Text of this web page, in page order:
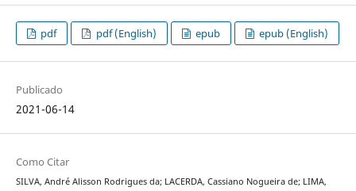
pdf pdf (English) epub epub (English)
Publicado
2021-06-14
Como Citar
SILVA, André Alisson Rodrigues da; LACERDA, Cassiano Nogueira de; LIMA,